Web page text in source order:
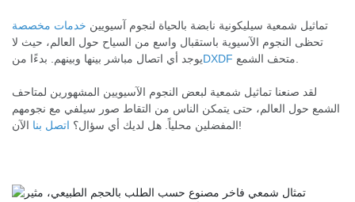
تماثيل شمعية سيليكونية نابضة بالحياة لنجوم آسيويين خدمات مخصصة
تحظى النجوم الآسيوية باستقبال واسع من السياح حول العالم، حيث لا
يوجد أي اتصال مباشر بينها وبينهم. بدءًا منDXDF
لقد صنعنا تماثيل شمعية لبعض النجوم الآسيويين المشهورين لمتاحف
الشمع حول العالم، حتى يتمكن الناس من التقاط صور سيلفي مع نجومهم
المفضلين محلياً. هل لديك أي سؤال؟ اتصل بنا الآن!